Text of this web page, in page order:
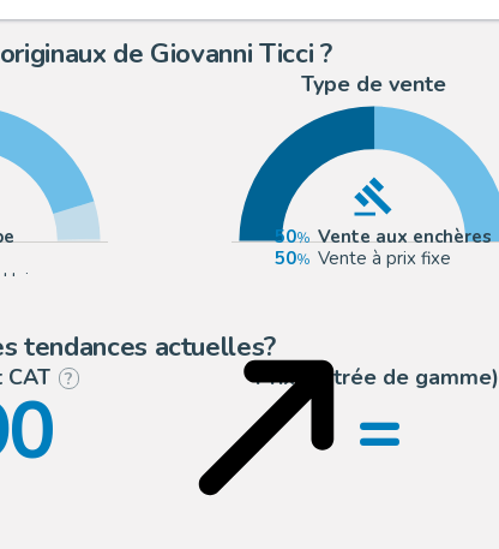
de Giovanni Ticci ?
Type de vente
50
Vente aux enchères
50
Vente à prix fixe
tendances actuelles?
? Prix (entrée de gamme)
=